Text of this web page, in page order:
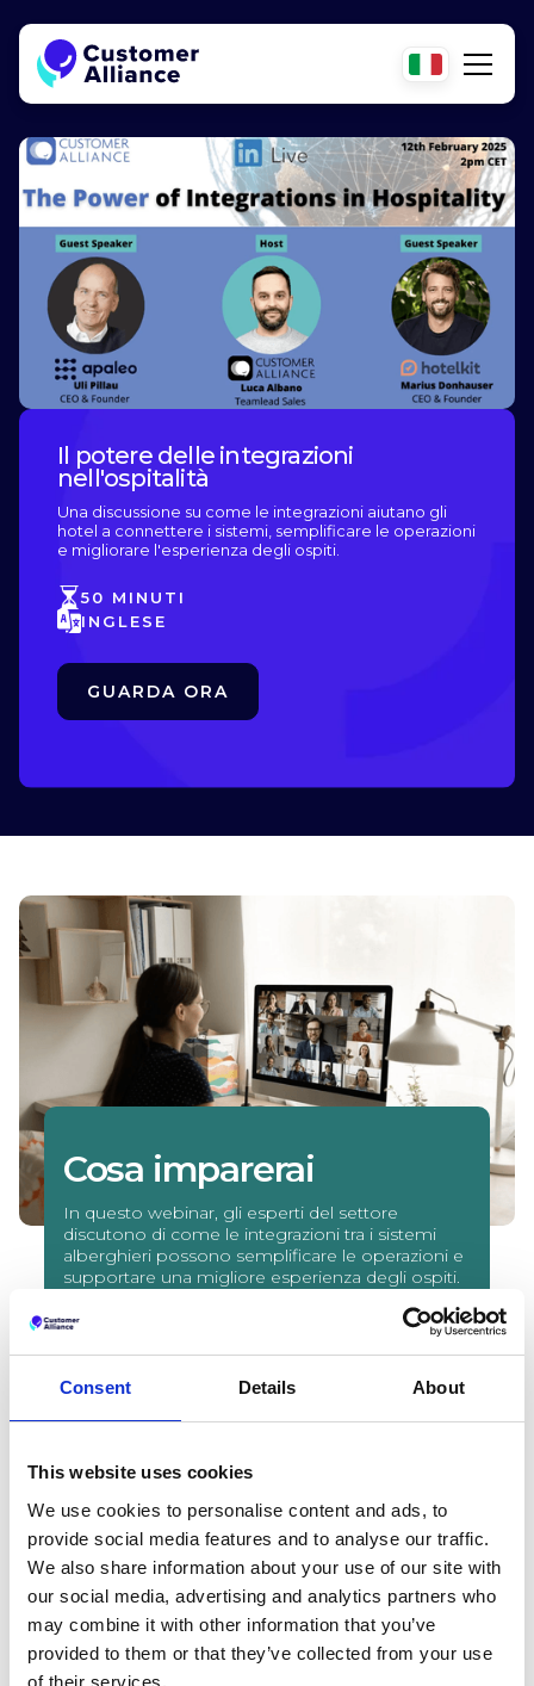
Consent Details About
This website uses cookies
We use cookies to personalise content and ads, to
provide social media features and to analyse our traffic.
We also share information about your use of our site with
our social media, advertising and analytics partners who
may combine it with other information that you’ve
provided to them or that they’ve collected from your use
of their services.
Il potere delle integrazioni
nell'ospitalità
Una discussione su come le integrazioni aiutano gli
hotel a connettere i sistemi, semplificare le operazioni
e migliorare l'esperienza degli ospiti.
50 MINUTI
INGLESE
GUARDA ORA
Cosa imparerai
In questo webinar, gli esperti del settore
discutono di come le integrazioni tra i sistemi
alberghieri possono semplificare le operazioni e
supportare una migliore esperienza degli ospiti.
Perché le integrazioni sono essenziali nella
In che modo i sistemi connessi possono
semplificare le operazioni quotidiane degli
e l'efficienza degli ospiti